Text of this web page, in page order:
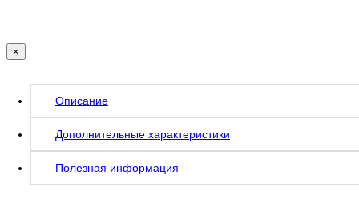
×
Описание
Дополнительные характеристики
Полезная информация